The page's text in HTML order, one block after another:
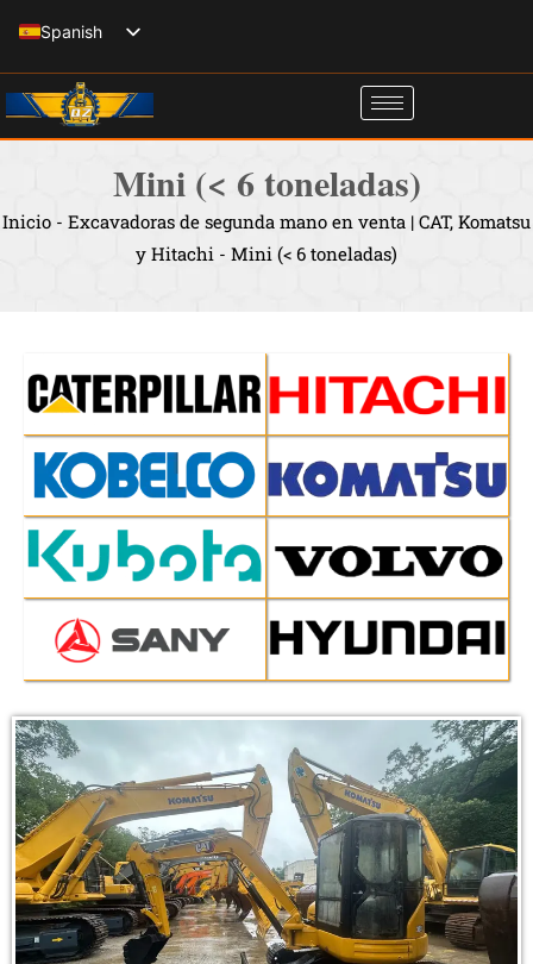
contenido
Spanish
English
Italian
German
Mini (< 6 toneladas)
Inicio - Excavadoras de segunda mano en venta | CAT, Komatsu
y Hitachi - Mini (< 6 toneladas)